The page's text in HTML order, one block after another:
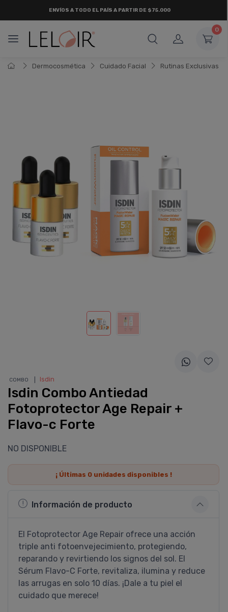
ENVÍOS A TODO EL PAÍS A PARTIR DE $75.000
0
Dermocosmética Cuidado Facial Rutinas Exclusivas
COMBO Isdin
Isdin Combo Antiedad
Fotoprotector Age Repair +
Flavo-c Forte
NO DISPONIBLE
¡ Últimas 0unidades disponibles !
Información de producto
El Fotoprotector Age Repair ofrece una acción
triple anti fotoenvejecimiento, protegiendo,
reparando y revirtiendo los signos del sol. El
Sérum Flavo-C Forte, revitaliza, ilumina y reduce
las arrugas en solo 10 días. ¡Dale a tu piel el
cuidado que merece!